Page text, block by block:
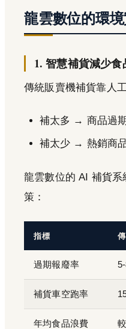
龍雲數位的環
1. 智慧補貨減少食
傳統販賣機補貨靠人
補太多 → 商品過
補太少 → 熱銷商
龍雲數位的 AI 補貨
策：
指標
過期報廢率
補貨車空跑率
年均食品浪費